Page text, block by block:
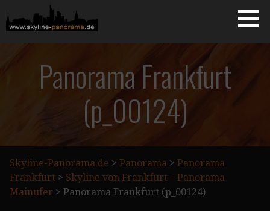
Inhalt
springen
SKYLINE-PANORAMA.DE
Panorama Frankfurt
(p_00124)
Skyline-Panorama.de > Panorama > Panorama
Frankfurt > Skyline von Frankfurt – Panorama
Mainufer > Panorama Frankfurt (p_00124)